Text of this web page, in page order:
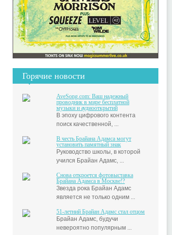
Горячие новости
AveSong.com: Ваш надежный
проводник в мире бесплатной
музыки и аудиооткрытий
В эпоху цифрового контента
поиск качественной, ...
В честь Брайана Адамса могут
установить памятный знак
Руководство школы, в которой
учился Брайан Адамс, ...
Снова откроется фотовыставка
Брайана Адамса в Москве!?
Звезда рока Брайан Адамс
является не только одним ...
51-летний Брайан Адамс стал отцом
Брайан Адамс, будучи
невероятно популярным ...